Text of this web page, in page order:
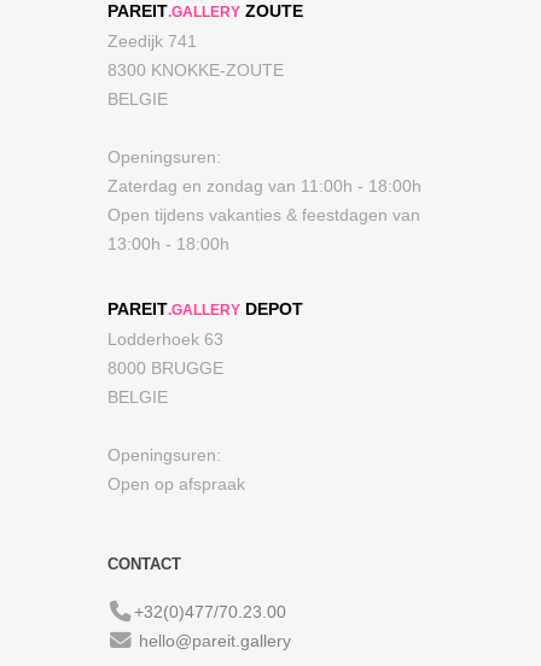
PAREIT.GALLERY ZOUTE
Zeedijk 741
8300 KNOKKE-ZOUTE
BELGIE
Openingsuren:
Zaterdag en zondag van 11:00h - 18:00h
Open tijdens vakanties & feestdagen van
13:00h - 18:00h
PAREIT.GALLERY DEPOT
Lodderhoek 63
8000 BRUGGE
BELGIE
Openingsuren:
Open op afspraak
CONTACT
+32(0)477/70.23.00
hello@pareit.gallery